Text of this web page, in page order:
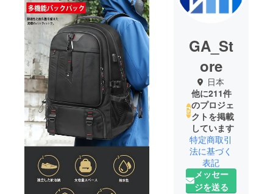
GA_St
ore
日本
他に211件
のプロジェ
クトを掲載
しています
特定商取引
法に基づく
表記
メッセー
ジを送る